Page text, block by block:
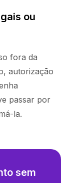
ou
fora da
autorização
passar por
la.
sem